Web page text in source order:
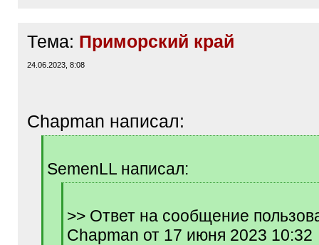
Тема: Приморский край
24.06.2023, 8:08
Chapman написал:
]SemenLL написал:
]>> Ответ на сообщение
Chapman от 17 июня 2023 10:32